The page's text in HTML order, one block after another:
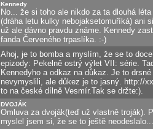
Kennedy
No... že si toho ale nikdo za ta dlouhá
(dráha letu kulky nebojaksetomuříká) ani
už ale dávno pravdu známe. Kennedy
fanda Červeného trpaslíka. :-)
Ahoj, je to bomba a myslím, že se to
epizody: Pekelně ostrý výlet VII: série.
Kennedyho a odkaz na důkaz. Je to
nevymyslili, ale důkez je to jasný. http://
to na české dílně Vesmír.Tak se držte:).
DVOJÁK
Omluva za dvoják(teď už vlastně troják).
myslel jsem si, že se to ještě neodeslalo...